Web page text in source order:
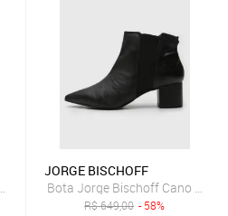
Cano Curto Coturno Brilho Off
JORGE BISCHOFF
Bota Jorge Bischoff Cano
R$649,00 - 58%